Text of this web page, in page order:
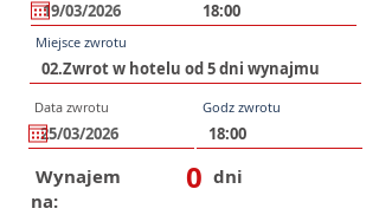
Miejsce zwrotu
Data zwrotu Godz zwrotu
Wynajem
na:
0 dni